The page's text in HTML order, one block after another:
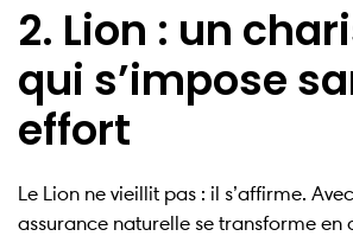
2. Lion : un
qui s’impose
effort
Le Lion ne vieillit pas : il s’affirme.
assurance naturelle se transforme en